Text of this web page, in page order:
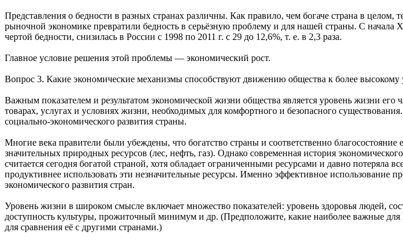
Представления о бедности в разных странах различны. Как правило, чем богаче страна в
рыночной экономике превратили бедность в серьёзную проблему и для нашей страны. С начала
чертой бедности, снизилась в России с 1998 по 2011 г. с 29 до 12,6%, т. е. в 2,3 раза.
Главное условие решения этой проблемы — экономический рост.
Вопрос 3. Какие экономические механизмы способствуют движению общества к более высокому
Важным показателем и результатом экономической жизни общества является уровень жизни его
товарах, услугах и условиях жизни, необходимых для комфортного и безопасного
социально-экономического развития страны.
Многие века правители были убеждены, что богатство страны и соответственно
значительных природных ресурсов (лес, нефть, газ). Однако современная история
считается сегодня богатой страной, хотя обладает ограниченными ресурсами и давно потеряла
продуктивнее использовать эти незначительные ресурсы. Именно эффективное использование
экономического развития стран.
Уровень жизни в широком смысле включает множество показателей: уровень здоровья людей,
доступность культуры, прожиточный минимум и др. (Предположите, какие наиболее важные
для сравнения её с другими странами.)